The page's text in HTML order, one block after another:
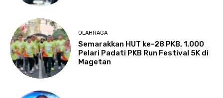
OLAHRAGA
Semarakkan HUT ke-28 PKB, 1.000
Pelari Padati PKB Run Festival 5K di
Magetan